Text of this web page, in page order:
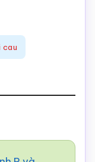
cau